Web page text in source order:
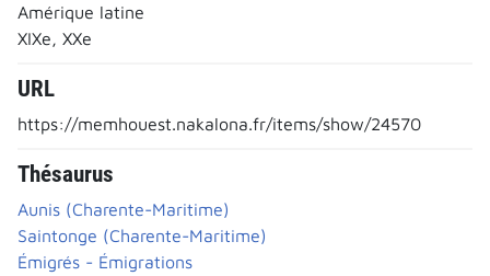
Amérique latine
XIXe, XXe
URL
https://memhouest.nakalona.fr/items/show/24570
Thésaurus
Aunis (Charente-Maritime)
Saintonge (Charente-Maritime)
Émigrés - Émigrations